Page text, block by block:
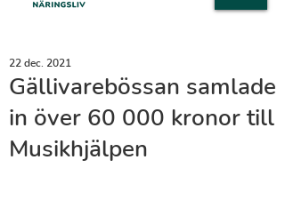
Gällivarebössan samlade
in över 60 000 kronor till
Musikhjälpen
22 dec. 2021